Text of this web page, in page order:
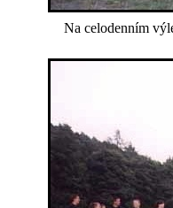
Na celodenním